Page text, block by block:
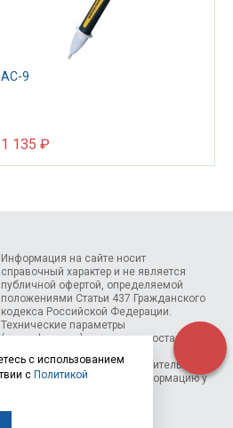
AC-9
1 135 ₽
Информация на сайте носит
справочный характер и не является
публичной офертой, определяемой
положениями Статьи 437 Гражданского
кодекса Российской Федерации.
Технические параметры
(спецификация) и комплект поставки
производителем без предварительного
уведомления. Уточняйте информацию у
с использованием
с Политикой